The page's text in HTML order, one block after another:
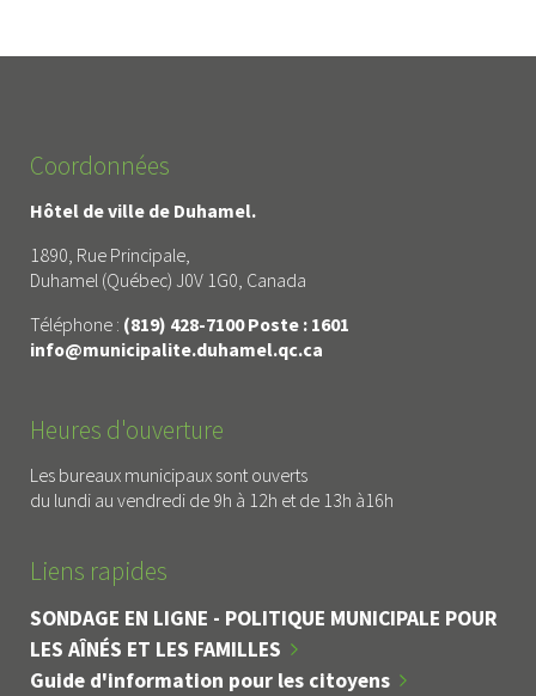
Coordonnées
Hôtel de ville de Duhamel.
1890, Rue Principale,
Duhamel (Québec) J0V 1G0, Canada
Téléphone : (819) 428-7100 Poste : 1601
info@municipalite.duhamel.qc.ca
Heures d'ouverture
Les bureaux municipaux sont ouverts
du lundi au vendredi de 9h à 12h et de 13h à16h
Liens rapides
SONDAGE EN LIGNE - POLITIQUE MUNICIPALE POUR
LES AÎNÉS ET LES FAMILLES
Guide d'information pour les citoyens